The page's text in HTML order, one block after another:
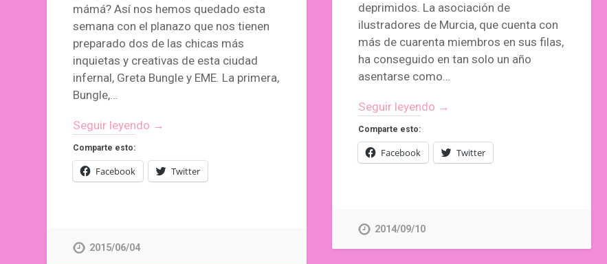
mámá? Así nos hemos quedado esta
semana con el planazo que nos tienen
preparado dos de las chicas más
inquietas y creativas de esta ciudad
infernal, Greta Bungle y EME. La primera,
Bungle,…
Seguir leyendo →
Comparte esto:
Facebook Twitter
2015/06/04
deprimidos. La asociación de
ilustradores de Murcia, que cuenta con
más de cuarenta miembros en sus filas,
ha conseguido en tan solo un año
asentarse como…
Seguir leyendo →
Comparte esto:
Facebook Twitter
2014/09/10